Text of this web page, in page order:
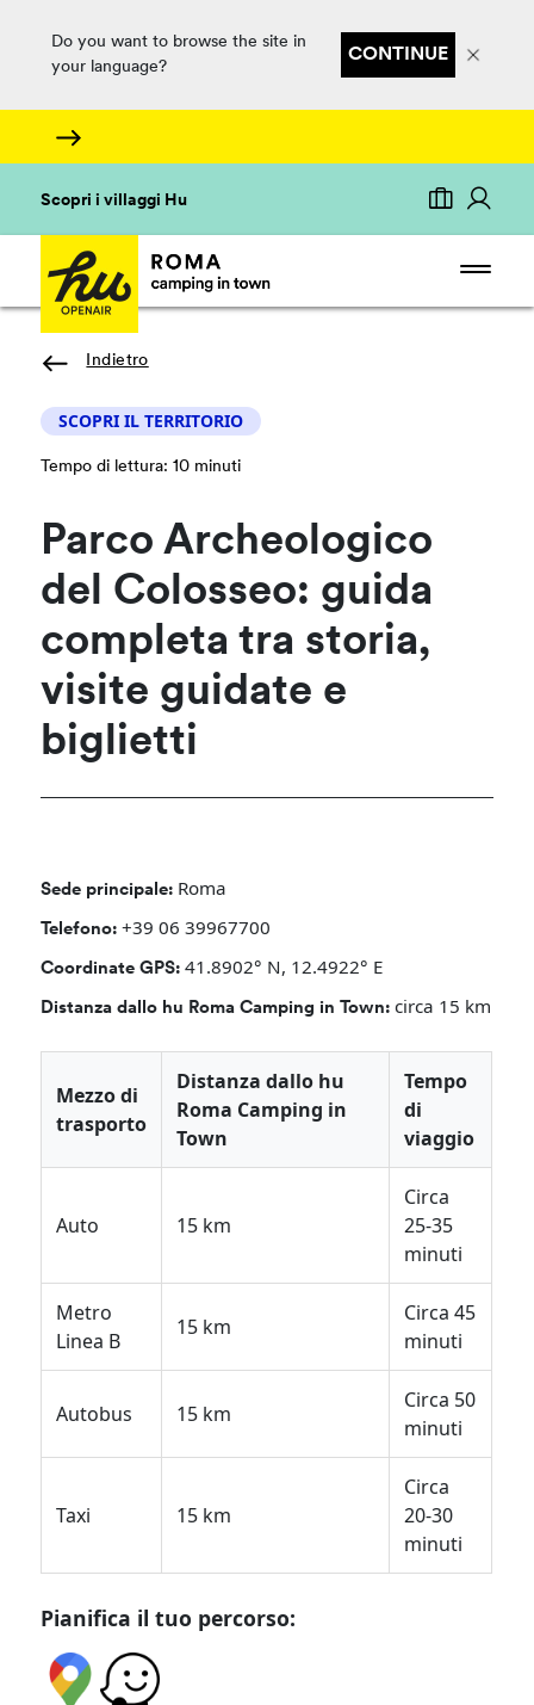
Do you want to browse the site in
your language?
CONTINUE
Scopri i villaggi Hu
Indietro
SCOPRI IL TERRITORIO
Tempo di lettura: 10 minuti
Parco Archeologico
del Colosseo: guida
completa tra storia,
visite guidate e
biglietti
Sede principale: Roma
Telefono: +39 06 39967700
Coordinate GPS: 41.8902° N, 12.4922° E
Distanza dallo hu Roma Camping in Town: circa 15 km
Mezzo di
trasporto
Distanza dallo hu
Roma Camping in
Town
Tempo
di
viaggio
Auto 15 km
Circa
25-35
minuti
Metro
Linea B
15 km
Circa 45
minuti
Autobus 15 km
Circa 50
minuti
Taxi 15 km
Circa
20-30
minuti
Pianifica il tuo percorso: